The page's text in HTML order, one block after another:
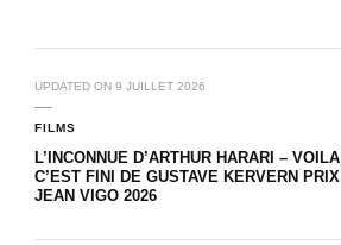
UPDATED ON 9 JUILLET 2026
FILMS
L’INCONNUE D’ARTHUR HARARI – VOILA
C’EST FINI DE GUSTAVE KERVERN PRIX
JEAN VIGO 2026